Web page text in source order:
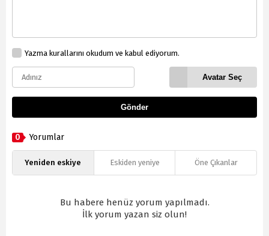
Yazma kurallarını okudum ve kabul ediyorum.
Avatar Seç
Gönder
0 Yorumlar
Yeniden eskiye Eskiden yeniye Öne Çıkanlar
Bu habere henüz yorum yapılmadı.
İlk yorum yazan siz olun!